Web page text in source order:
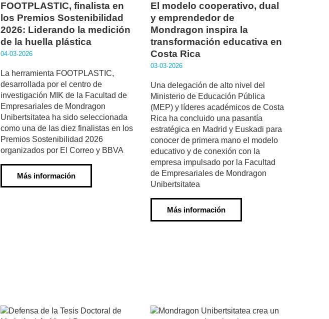
FOOTPLASTIC, finalista en
los Premios Sostenibilidad
2026: Liderando la medición
de la huella plástica
04·03·2026
La herramienta FOOTPLASTIC,
desarrollada por el centro de
investigación MIK de la Facultad de
Empresariales de Mondragon
Unibertsitatea ha sido seleccionada
como una de las diez finalistas en los
Premios Sostenibilidad 2026
organizados por El Correo y BBVA
Más información
El modelo cooperativo, dual
y emprendedor de
Mondragon inspira la
transformación educativa en
Costa Rica
03·03·2026
Una delegación de alto nivel del
Ministerio de Educación Pública
(MEP) y líderes académicos de Costa
Rica ha concluido una pasantía
estratégica en Madrid y Euskadi para
conocer de primera mano el modelo
educativo y de conexión con la
empresa impulsado por la Facultad
de Empresariales de Mondragon
Unibertsitatea
Más información